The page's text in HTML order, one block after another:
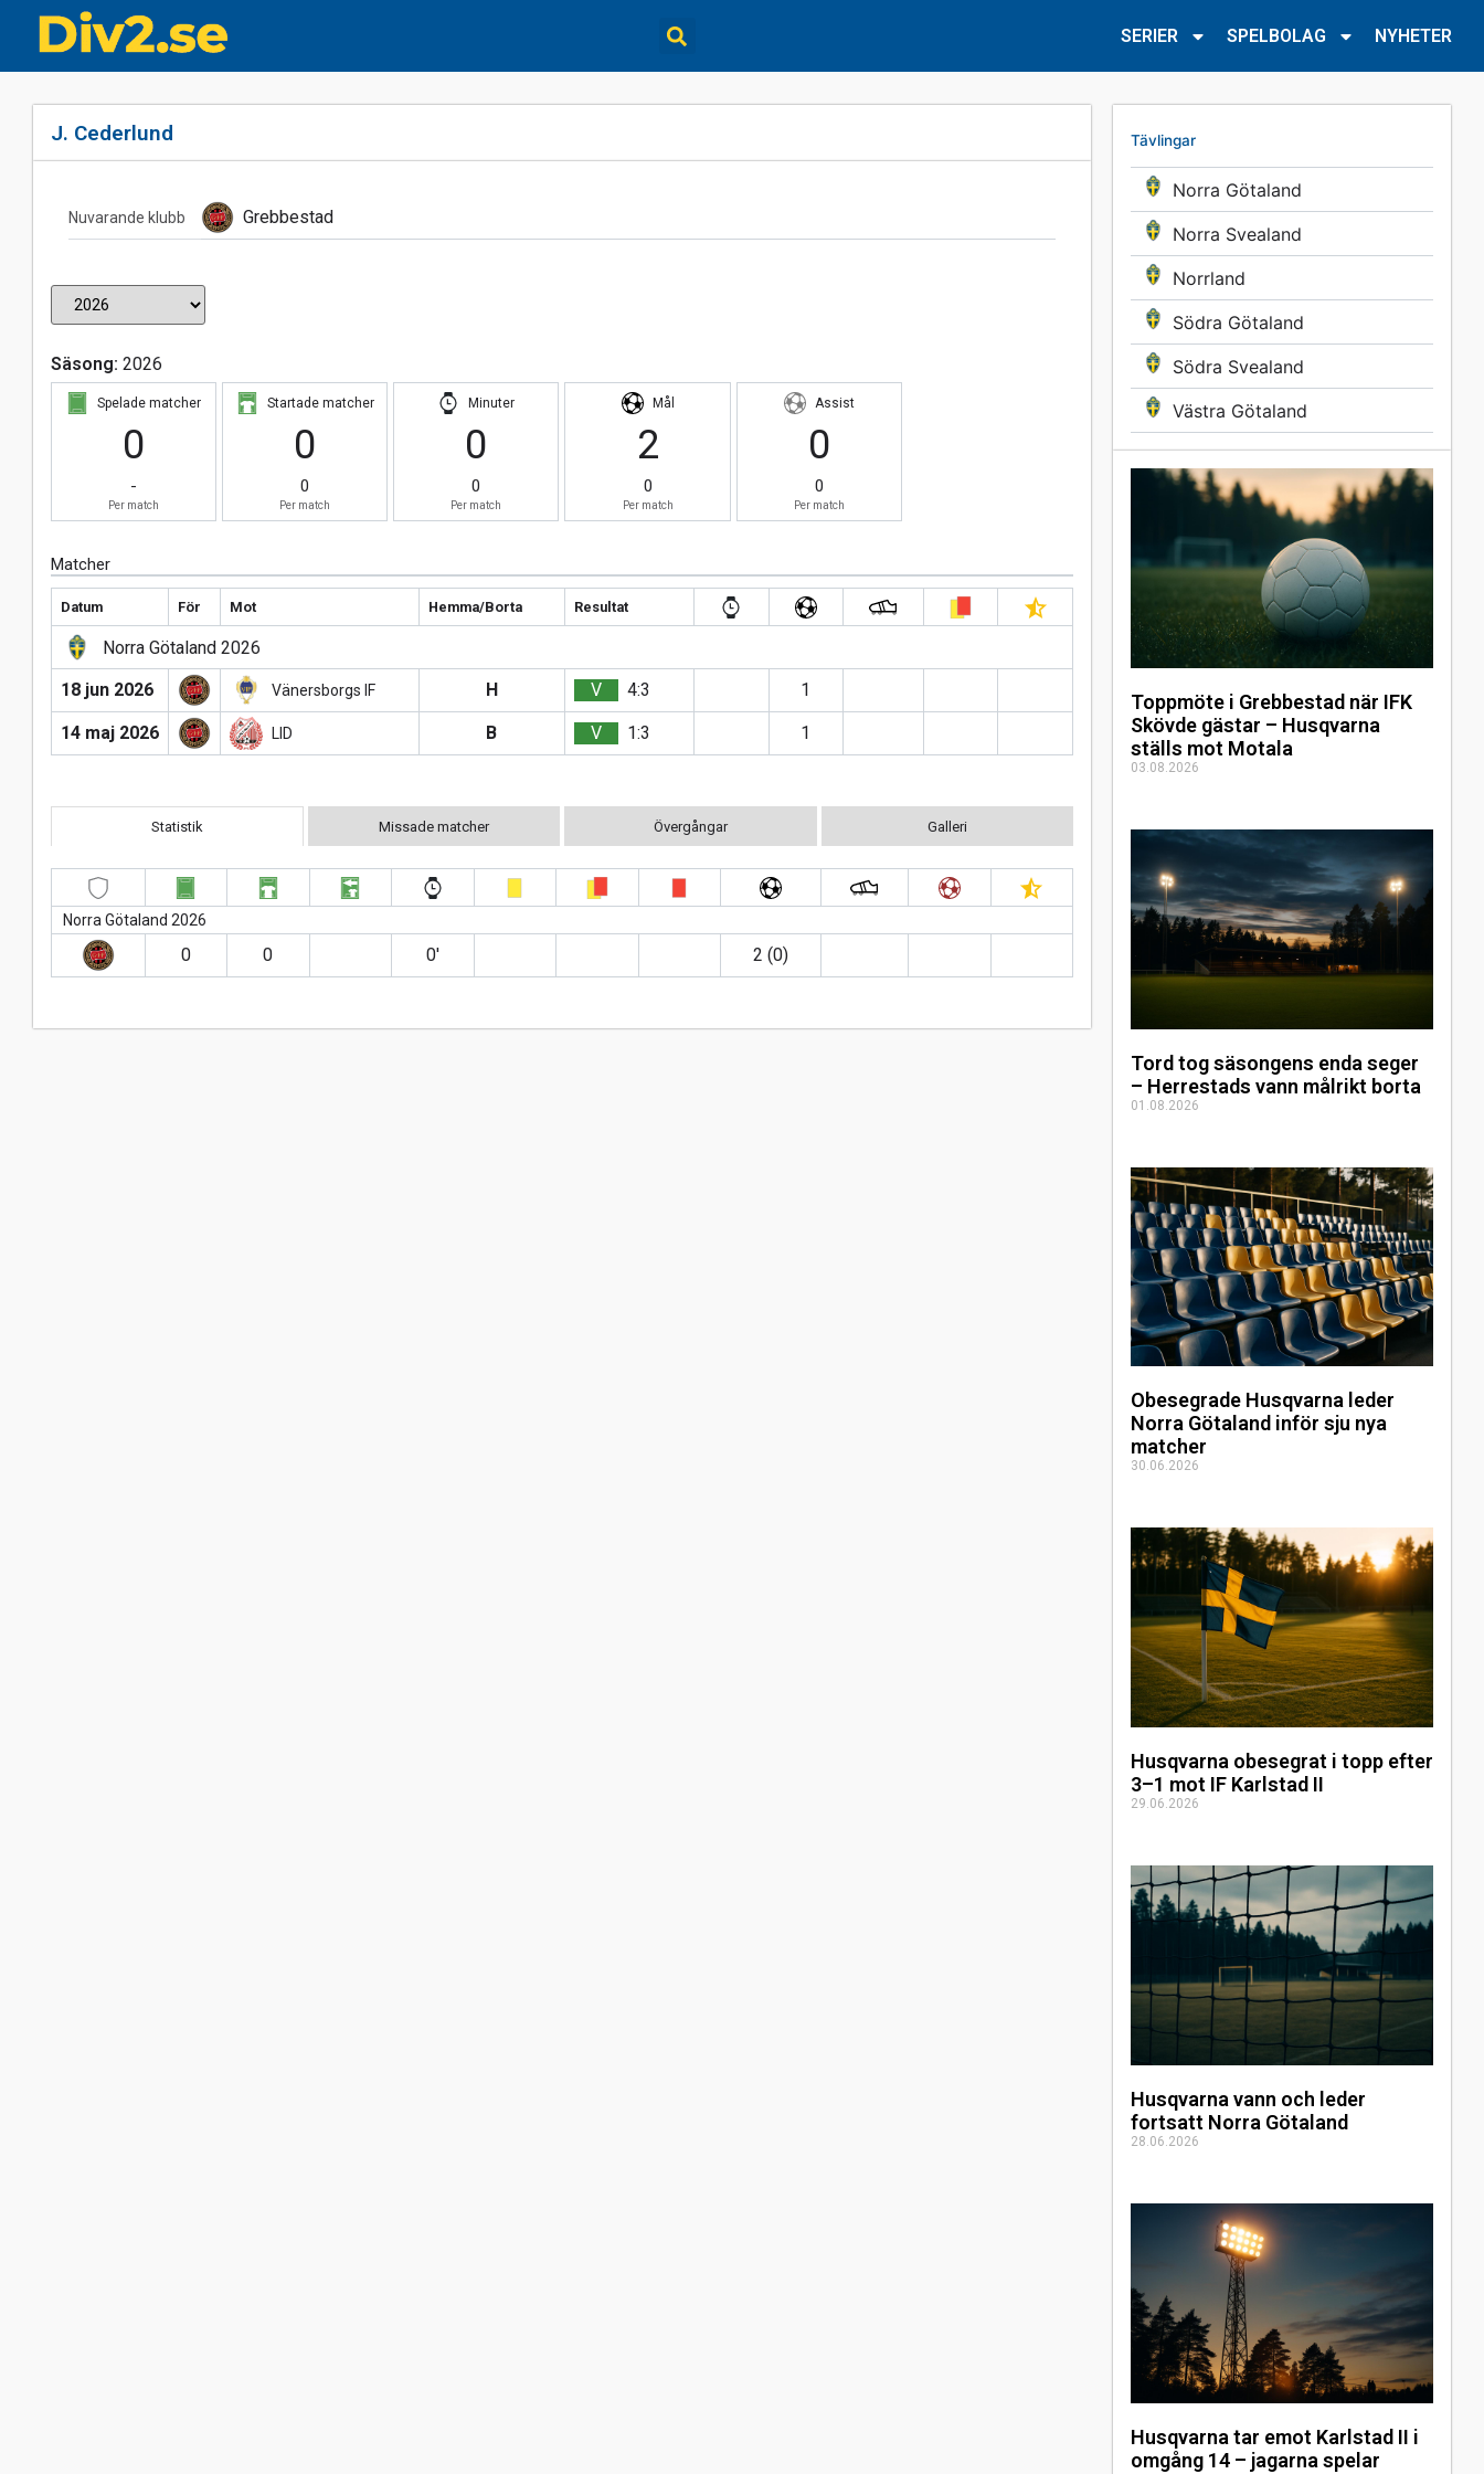
SERIER SPELBOLAG NYHETER
Tävlingar
Norra Götaland
Norra Svealand
Norrland
Södra Götaland
Södra Svealand
Västra Götaland
Toppmöte i Grebbestad när IFK
Skövde gästar – Husqvarna
ställs mot Motala
03.08.2026
Tord tog säsongens enda seger
– Herrestads vann målrikt borta
01.08.2026
Obesegrade Husqvarna leder
Norra Götaland inför sju nya
matcher
30.06.2026
Husqvarna obesegrat i topp efter
3–1 mot IF Karlstad II
29.06.2026
Husqvarna vann och leder
fortsatt Norra Götaland
28.06.2026
Husqvarna tar emot Karlstad II i
omgång 14 – jagarna spelar
J. Cederlund
Nuvarande klubb Grebbestad
Säsong: 2026
Spelade matcher
0
-
Per match
Startade matcher
0
0
Per match
Minuter
0
0
Per match
Mål
2
0
Per match
Assist
0
0
Per match
Matcher
Datum För Mot Hemma/Borta Resultat
Norra Götaland 2026
18 jun 2026 Vänersborgs IF H V 4:3 1
14 maj 2026 LID B V 1:3 1
Statistik Missade matcher Övergångar Galleri
Norra Götaland 2026
0 0 0′ 2 (0)